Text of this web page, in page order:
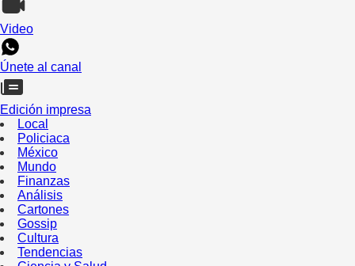
Video
Únete al canal
Edición impresa
Local
Policiaca
México
Mundo
Finanzas
Análisis
Cartones
Gossip
Cultura
Tendencias